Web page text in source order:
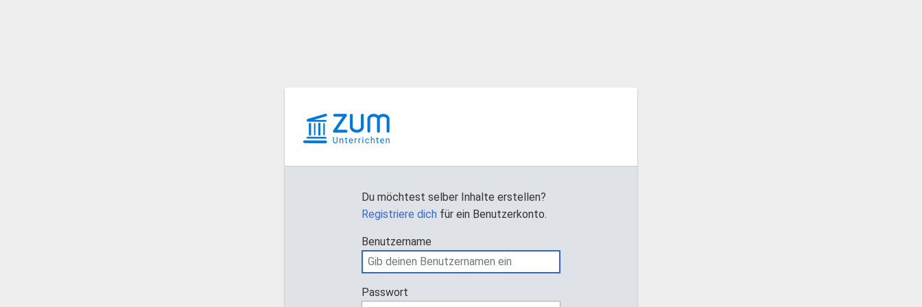
Du möchtest selber Inhalte erstellen?
Registriere dich für ein Benutzerkonto.
Benutzername
Passwort